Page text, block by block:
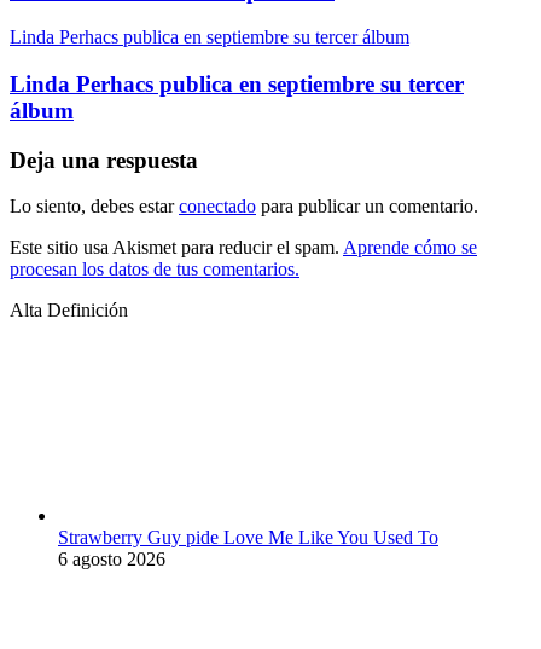
Linda Perhacs publica en septiembre su tercer álbum
Linda Perhacs publica en septiembre su tercer
álbum
Deja una respuesta
Lo siento, debes estarconectado para publicar un comentario.
Este sitio usa Akismet para reducir el spam. Aprende cómo se
procesan los datos de tus comentarios.
Alta Definición
Strawberry Guy pide Love Me Like You Used To
6 agosto 2026